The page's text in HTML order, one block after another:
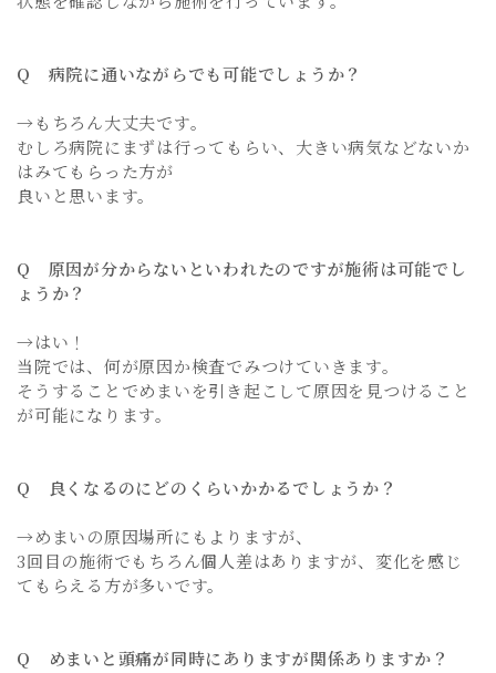
Q 病院に通いながらでも可能でしょうか？
→もちろん大丈夫です。
むしろ病院にまずは行ってもらい、大きい病気などないか
はみてもらった方が
良いと思います。
Q 原因が分からないといわれたのですが施術は可能でし
ょうか？
→はい！
当院では、何が原因か検査でみつけていきます。
そうすることでめまいを引き起こして原因を見つけること
が可能になります。
Q 良くなるのにどのくらいかかるでしょうか？
→めまいの原因場所にもよりますが、
3回目の施術でもちろん個人差はありますが、変化を感じ
てもらえる方が多いです。
Q めまいと頭痛が同時にありますが関係ありますか？